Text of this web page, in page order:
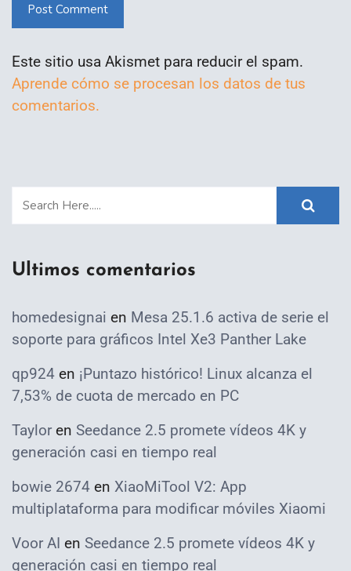
Post Comment
Este sitio usa Akismet para reducir el spam.
Aprende cómo se procesan los datos de tus
comentarios.
Ultimos comentarios
homedesignai en Mesa 25.1.6 activa de serie el
soporte para gráficos Intel Xe3 Panther Lake
qp924 en ¡Puntazo histórico! Linux alcanza el
7,53% de cuota de mercado en PC
Taylor en Seedance 2.5 promete vídeos 4K y
generación casi en tiempo real
bowie 2674 en XiaoMiTool V2: App
multiplataforma para modificar móviles Xiaomi
Voor AI en Seedance 2.5 promete vídeos 4K y
generación casi en tiempo real